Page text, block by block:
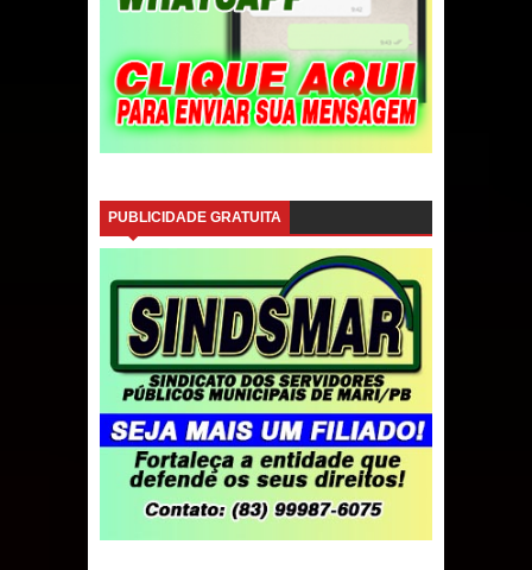
PUBLICIDADE GRATUITA